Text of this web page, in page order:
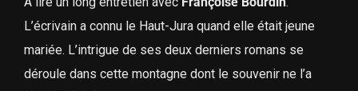
L’écrivain a connu le Haut-Jura quand elle était jeune
mariée. L’intrigue de ses deux derniers romans se
déroule dans cette montagne dont le souvenir ne l’a